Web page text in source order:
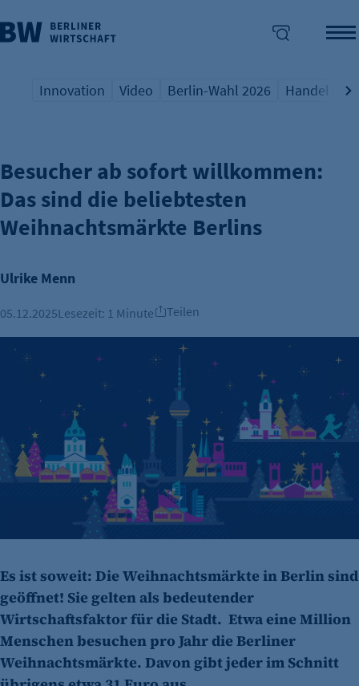
überspringen
Übersicht Schlagwort
Innovation
Übersicht Schlagwort
Video
Übersicht Schlagwort
Berlin-Wahl 2026
Übersicht
Handel
WINTERTREND
Besucher ab sofort willkommen:
Das sind die beliebtesten
Weihnachtsmärkte Berlins
Ulrike Menn
05.12.2025Lesezeit: 1 Minute Teilen
Es ist soweit: Die Weihnachtsmärkte in Berlin sind
geöffnet! Sie gelten als bedeutender
Wirtschaftsfaktor für die Stadt. Etwa eine Million
Menschen besuchen pro Jahr die Berliner
Weihnachtsmärkte. Davon gibt jeder im Schnitt